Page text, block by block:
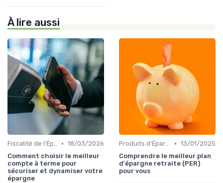
À lire aussi
Fiscalité de l'Épargne • 18/03/2026
Comment choisir le meilleur
compte à terme pour
sécuriser et dynamiser votre
épargne
Produits d'Épargne Retraite • 13/01/2025
Comprendre le meilleur plan
d'épargne retraite (PER)
pour vous